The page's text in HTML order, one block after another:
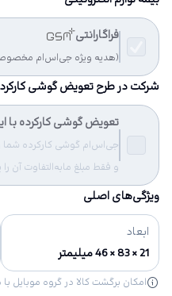
فراگارانتی
(هدیه ویژه جی‌اس‌ام
شرکت در طرح تعویض گوشی
تعویض گوشی کارکرده با
جی‌اس‌ام گوشی کارکرده شما
و فقط مبلغ مابه‌التفاوت آن
ویژگی‌های اصلی
ابعاد
21 × 83 × 46 میلیمتر
امکان برگشت کالا در گروه موبایل